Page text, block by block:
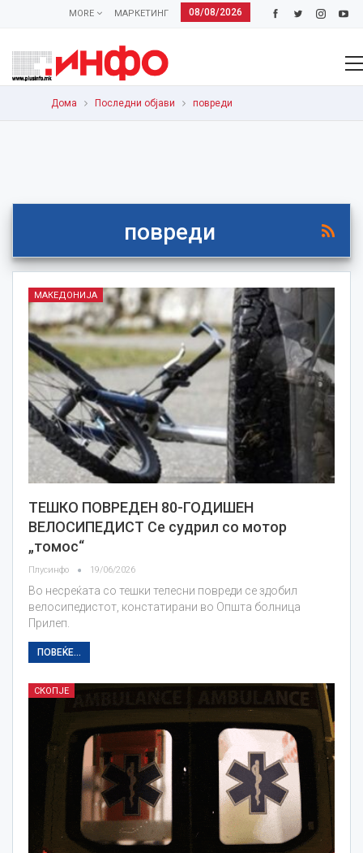
08/08/2026
МАРКЕТИНГ
MORE
Дома Последни објави повреди
повреди
МАКЕДОНИЈА
ТЕШКО ПОВРЕДЕН 80-ГОДИШЕН
ВЕЛОСИПЕДИСТ Се судрил со мотор
„томос“
Плусинфо 19/06/2026
Во несреќата со тешки телесни повреди се здобил
велосипедистот, констатирани во Општа болница
Прилеп.
ПОВЕЌЕ...
СКОПЈЕ